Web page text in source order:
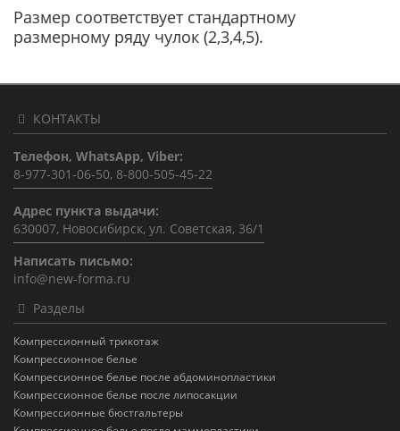
Размер соответствует стандартному
размерному ряду чулок (2,3,4,5).
КОНТАКТЫ
Телефон, WhatsApp, Viber:
8-977-301-06-50, 8-800-505-45-22
Адрес пункта выдачи:
630007, Новосибирск, ул. Советская, 36/1
Написать письмо:
info@new-forma.ru
Разделы
Компрессионный трикотаж
Компрессионное белье
Компрессионное белье после абдоминопластики
Компрессионное белье после липосакции
Компрессионные бюстгальтеры